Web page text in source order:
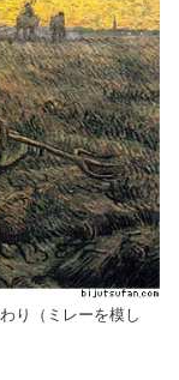
り（ミレーを模し